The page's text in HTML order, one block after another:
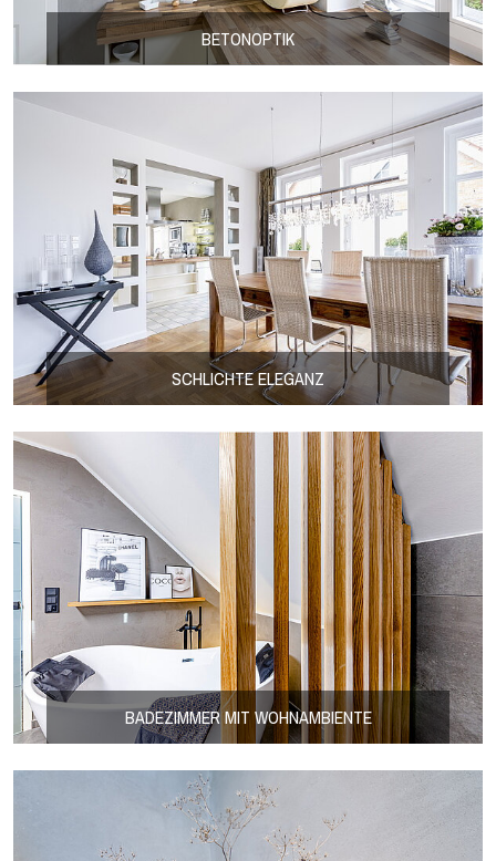
BETONOPTIK
SCHLICHTE ELEGANZ
BADEZIMMER MIT WOHNAMBIENTE